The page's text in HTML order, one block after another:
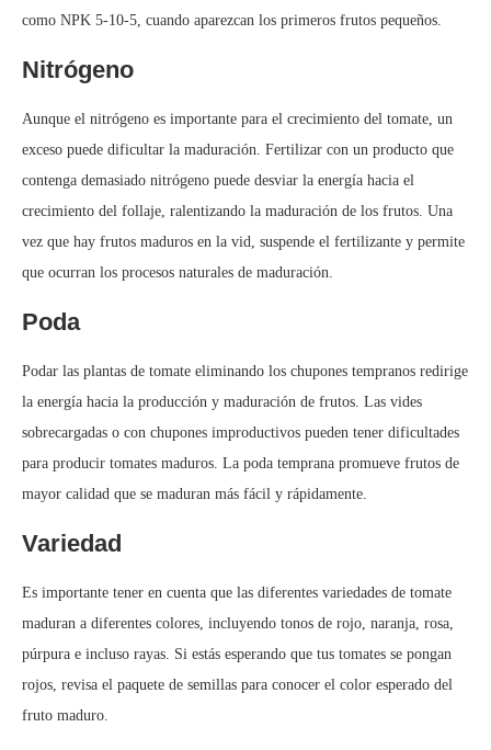
como NPK 5-10-5, cuando aparezcan los primeros frutos pequeños.
Nitrógeno
Aunque el nitrógeno es importante para el crecimiento del tomate, un
exceso puede dificultar la maduración. Fertilizar con un producto que
contenga demasiado nitrógeno puede desviar la energía hacia el
crecimiento del follaje, ralentizando la maduración de los frutos. Una
vez que hay frutos maduros en la vid, suspende el fertilizante y permite
que ocurran los procesos naturales de maduración.
Poda
Podar las plantas de tomate eliminando los chupones tempranos redirige
la energía hacia la producción y maduración de frutos. Las vides
sobrecargadas o con chupones improductivos pueden tener dificultades
para producir tomates maduros. La poda temprana promueve frutos de
mayor calidad que se maduran más fácil y rápidamente.
Variedad
Es importante tener en cuenta que las diferentes variedades de tomate
maduran a diferentes colores, incluyendo tonos de rojo, naranja, rosa,
púrpura e incluso rayas. Si estás esperando que tus tomates se pongan
rojos, revisa el paquete de semillas para conocer el color esperado del
fruto maduro.